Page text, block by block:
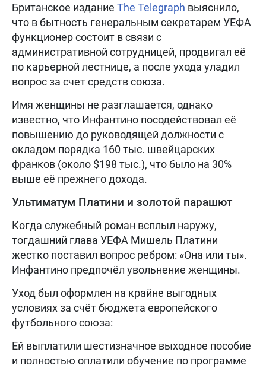
Британское издание The Telegraph выяснило,
что в бытность генеральным секретарем УЕФА
функционер состоит в связи с
административной сотрудницей, продвигал её
по карьерной лестнице, а после ухода уладил
вопрос за счет средств союза.
Имя женщины не разглашается, однако
известно, что Инфантино посодействовал её
повышению до руководящей должности с
окладом порядка 160 тыс. швейцарских
франков (около $198 тыс.), что было на 30%
выше её прежнего дохода.
Ультиматум Платини и золотой парашют
Когда служебный роман всплыл наружу,
тогдашний глава УЕФА Мишель Платини
жестко поставил вопрос ребром: «Она или ты».
Инфантино предпочёл увольнение женщины.
Уход был оформлен на крайне выгодных
условиях за счёт бюджета европейского
футбольного союза:
Ей выплатили шестизначное выходное пособие
и полностью оплатили обучение по программе